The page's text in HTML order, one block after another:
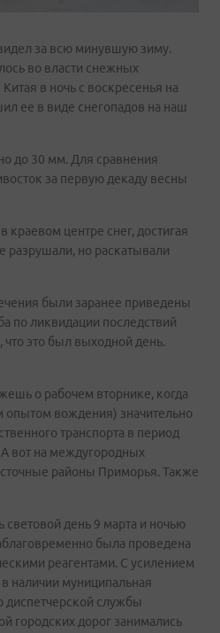
за всю минувшую зиму.
во власти снежных
в ночь с воскресенья на
ее в виде снегопадов на наш
до 30 мм. Для сравнения
за первую декаду весны
центре снег, достигая
разрушали, но раскатывали
были заранее приведены
по ликвидации последствий
это был выходной день.
о рабочем вторнике, когда
опытом вождения) значительно
транспорта в период
вот на междугородных
районы Приморья. Также
день 9 марта и ночью
была проведена
реагентами. С усилением
наличии муниципальная
службы
городских дорог занимались